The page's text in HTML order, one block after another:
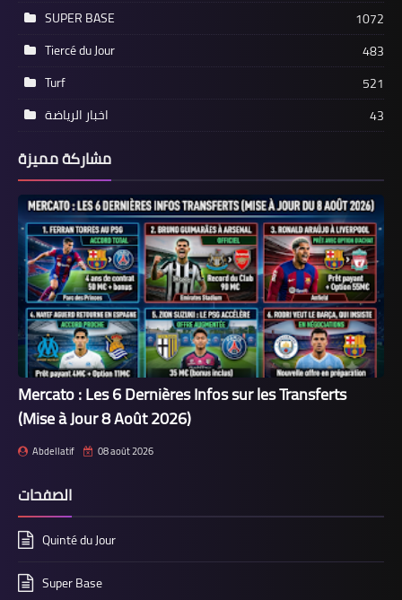
SUPER BASE
1072
Tiercé du Jour
483
Turf
521
اخبار الرياضة
43
مشاركة مميزة
Mercato : Les 6 Dernières Infos sur les Transferts
(Mise à Jour 8 Août 2026)
Abdellatif 08 août 2026
الصفحات
Quinté du Jour
Super Base